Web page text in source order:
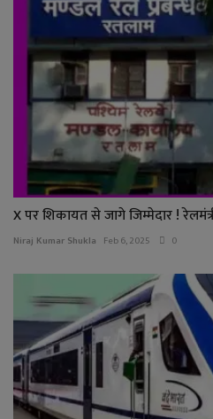
X पर शिकायत से जागे जिम्मेदार !
Niraj Kumar Shukla Feb 6, 2025 0